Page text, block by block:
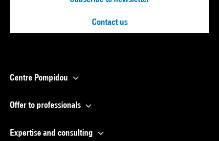
Contact us
Centre Pompidou
Offer to professionals
Expertise and consulting